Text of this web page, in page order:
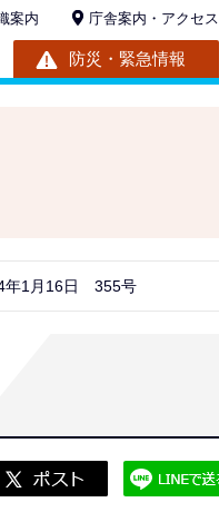
案内 庁舎案内・アクセス
防災・緊急情報
年1月16日 355号